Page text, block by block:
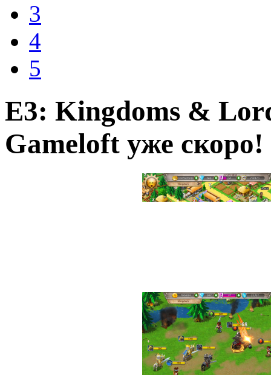
3
4
5
E3: Kingdoms &
Gameloft уже скоро!